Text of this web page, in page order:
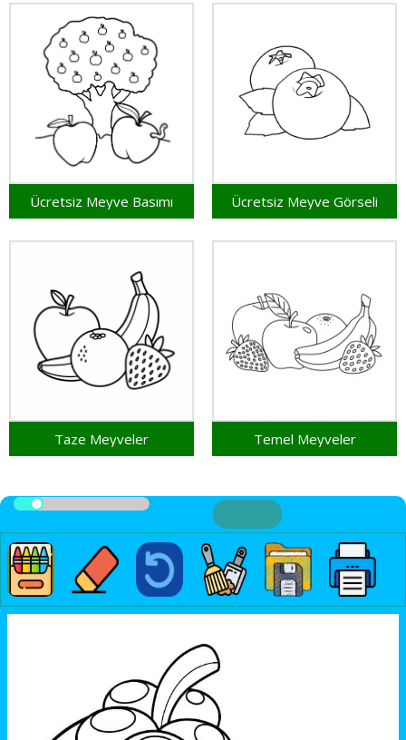
Ücretsiz Meyve Basımı Ücretsiz Meyve Görseli
Taze Meyveler Temel Meyveler